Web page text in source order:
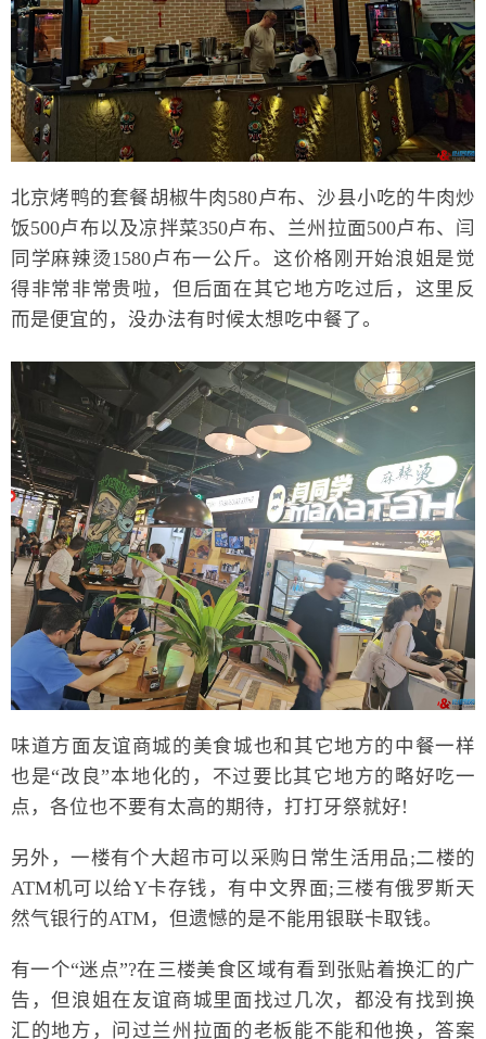
北京烤鸭的套餐胡椒牛肉580卢布、沙县小吃的牛肉炒
饭500卢布以及凉拌菜350卢布、兰州拉面500卢布、闫
同学麻辣烫1580卢布一公斤。这价格刚开始浪姐是觉
得非常非常贵啦，但后面在其它地方吃过后，这里反
而是便宜的，没办法有时候太想吃中餐了。
味道方面友谊商城的美食城也和其它地方的中餐一样
也是“改良”本地化的，不过要比其它地方的略好吃一
点，各位也不要有太高的期待，打打牙祭就好!
另外，一楼有个大超市可以采购日常生活用品;二楼的
ATM机可以给Y卡存钱，有中文界面;三楼有俄罗斯天
然气银行的ATM，但遗憾的是不能用银联卡取钱。
有一个“迷点”?在三楼美食区域有看到张贴着换汇的广
告，但浪姐在友谊商城里面找过几次，都没有找到换
汇的地方，问过兰州拉面的老板能不能和他换，答案